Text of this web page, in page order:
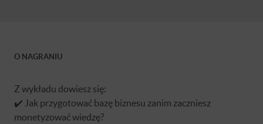
O NAGRANIU
Z wykładu dowiesz się:
✔️ Jak przygotować bazę biznesu zanim zaczniesz
monetyzować wiedzę?